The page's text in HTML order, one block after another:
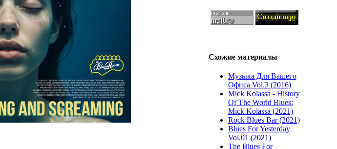
Схожие материалы
Музыка Для Вашего
Офиса Vol.3 (2016)
Miсk Kоlаssа - History
Of The World Blues:
Miсk Kоlаssа (2021)
Rock Blues Bar (2021)
Blues For Yesterday
Vol.01 (2021)
The Blues For